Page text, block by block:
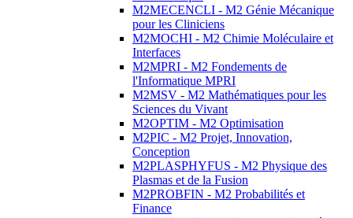
M2MECENCLI - M2 Génie Mécanique
pour les Cliniciens
M2MOCHI - M2 Chimie Moléculaire et
Interfaces
M2MPRI - M2 Fondements de
l'Informatique MPRI
M2MSV - M2 Mathématiques pour les
Sciences du Vivant
M2OPTIM - M2 Optimisation
M2PIC - M2 Projet, Innovation,
Conception
M2PLASPHYFUS - M2 Physique des
Plasmas et de la Fusion
M2PROBFIN - M2 Probabilités et
Finance